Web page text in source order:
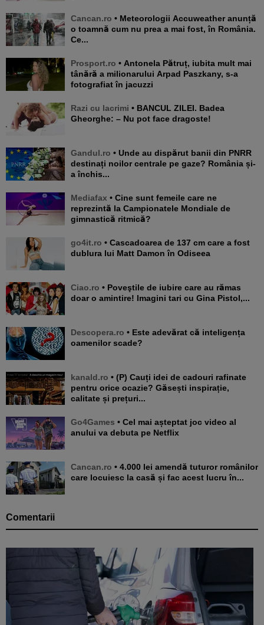
Cancan.ro • Meteorologii Accuweather anunță
o toamnă cum nu prea a mai fost, în România.
Ce...
Prosport.ro • Antonela Pătruț, iubita mult mai
tânără a milionarului Arpad Paszkany, s-a
fotografiat în jacuzzi
Razi cu lacrimi • BANCUL ZILEI. Badea
Gheorghe: – Nu pot face dragoste!
Gandul.ro • Unde au dispărut banii din PNRR
destinați noilor centrale pe gaze? România și-
a închis...
Mediafax • Cine sunt femeile care ne
reprezintă la Campionatele Mondiale de
gimnastică ritmică?
go4it.ro • Cascadoarea de 137 cm care a fost
dublura lui Matt Damon în Odiseea
Ciao.ro • Poveştile de iubire care au rămas
doar o amintire! Imagini tari cu Gina Pistol,...
Descopera.ro • Este adevărat că inteligența
oamenilor scade?
kanald.ro • (P) Cauți idei de cadouri rafinate
pentru orice ocazie? Găsești inspirație,
calitate și prețuri...
Go4Games • Cel mai așteptat joc video al
anului va debuta pe Netflix
Cancan.ro • 4.000 lei amendă tuturor românilor
care locuiesc la casă și fac acest lucru în...
Comentarii